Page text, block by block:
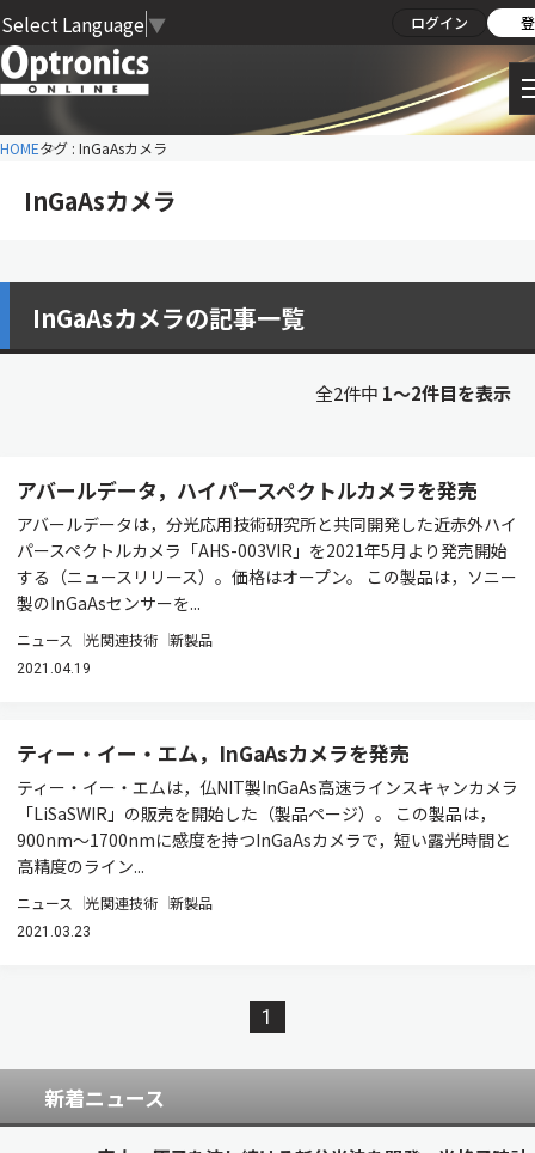
Select Language ▼ ログイン
HOMEタグ : InGaAsカメラ
InGaAsカメラ
InGaAsカメラの記事一覧
全2件中 1〜2件目を表示
アバールデータ，ハイパースペクトルカメラを発売
アバールデータは，分光応⽤技術研究所と共同開発した近⾚外ハイ
パースペクトルカメラ「AHS-003VIR」を2021年5⽉より発売開始
する（ニュースリリース）。価格はオープン。 この製品は，ソニー
製のInGaAsセンサーを...
ニュース 光関連技術 新製品
2021.04.19
ティー・イー・エム，InGaAsカメラを発売
ティー・イー・エムは，仏NIT製InGaAs高速ラインスキャンカメラ
「LiSaSWIR」の販売を開始した（製品ページ）。 この製品は，
900nm～1700nmに感度を持つInGaAsカメラで，短い露光時間と
高精度のライン...
ニュース 光関連技術 新製品
2021.03.23
1
新着ニュース